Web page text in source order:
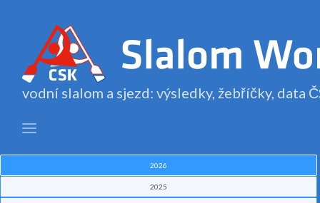
vodní slalom a sjezd: výsledky, žebříčky, data
2026
2025